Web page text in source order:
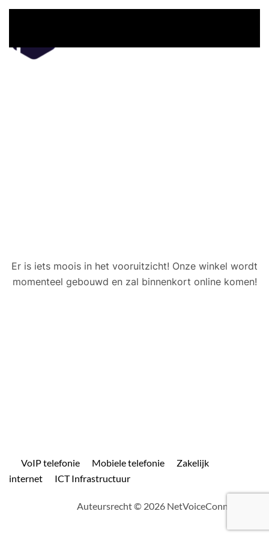
Er is iets moois in het vooruitzicht! Onze winkel wordt
momenteel gebouwd en zal binnenkort online komen!
VoIP telefonie Mobiele telefonie
Zakelijk
internet
ICT Infrastructuur
Auteursrecht © 2026 NetVoiceConnect.com